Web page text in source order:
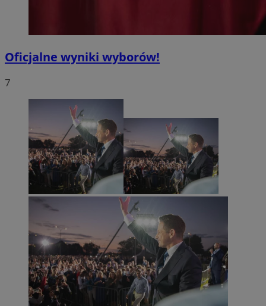
Oficjalne wyniki wyborów!
7